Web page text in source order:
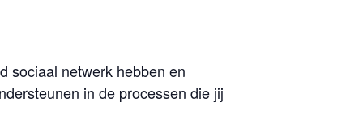
sociaal netwerk hebben en
in de processen die jij